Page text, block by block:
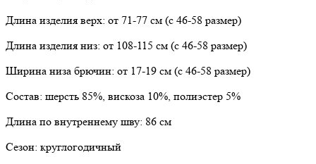
Длина изделия верх: от 71-77 см (с 46-58 размер)
Длина изделия низ: от 108-115 см (с 46-58 размер)
Ширина низа брючин: от 17-19 см (с 46-58 размер)
Состав: шерсть 85%, вискоза 10%, полиэстер 5%
Длина по внутреннему шву: 86 см
Сезон: круглогодичный